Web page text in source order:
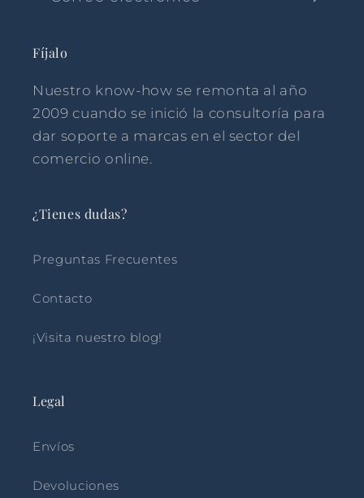
Fíjalo
Nuestro know-how se remonta al año
2009 cuando se inició la consultoría para
dar soporte a marcas en el sector del
comercio online.
¿Tienes dudas?
Preguntas Frecuentes
Contacto
¡Visita nuestro blog!
Legal
Envíos
Devoluciones